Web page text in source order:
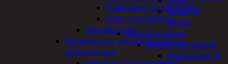
Ruuvit ja
naulat
Sähkötarvikkeet
Asennustarvikkeet
Nippusiteet ja
Tukkisakset ja sahapukit
Viilat ja teräketjut
Oksasilppurit
Painepesurit, vesiautomaatit ja
uppopumput